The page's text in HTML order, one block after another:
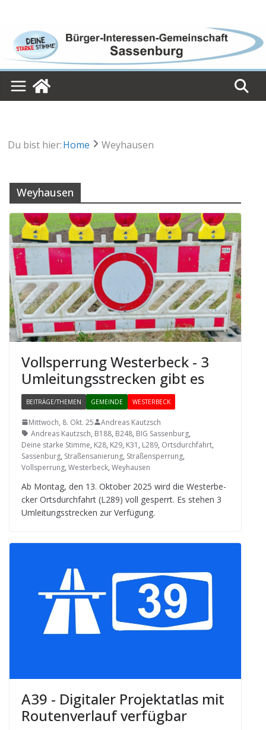
content
Du bist hier:Home Weyhausen
Weyhausen
Voll­sper­rung Wes­ter­beck - 3
Umlei­tungs­stre­cken gibt es
BEITRÄGE/THEMEN GEMEINDE WESTERBECK
Mittwoch, 8. Okt. 25
Andreas Kautzsch
Andreas Kautzsch, B188, B248, BIG Sassenburg,
Deine starke Stimme, K28, K29, K31 , L289, Ortsdurchfahrt,
Sassenburg, Straßensanierung, Straßensperrung,
Vollsperrung, Westerbeck, Weyhausen
Ab Mon­tag, den 13. Okto­ber 2025 wird die Wes­ter­be­
cker Orts­durch­fahrt (L289) voll gesperrt. Es ste­hen 3
Umlei­tungs­stre­cken zur Verfügung.
A39 - Digi­ta­ler Pro­jekt­at­las mit
Rou­ten­ver­lauf verfügbar